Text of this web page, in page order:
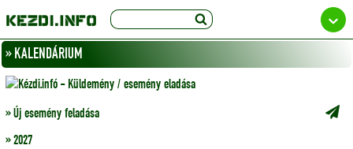
» KALENDÁRIUM
» Új esemény feladása
» 2027